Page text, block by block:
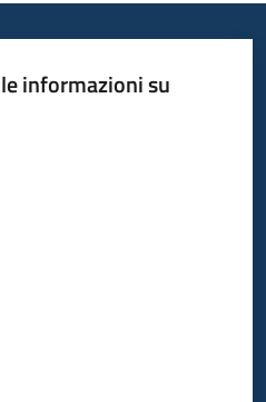
informazioni su